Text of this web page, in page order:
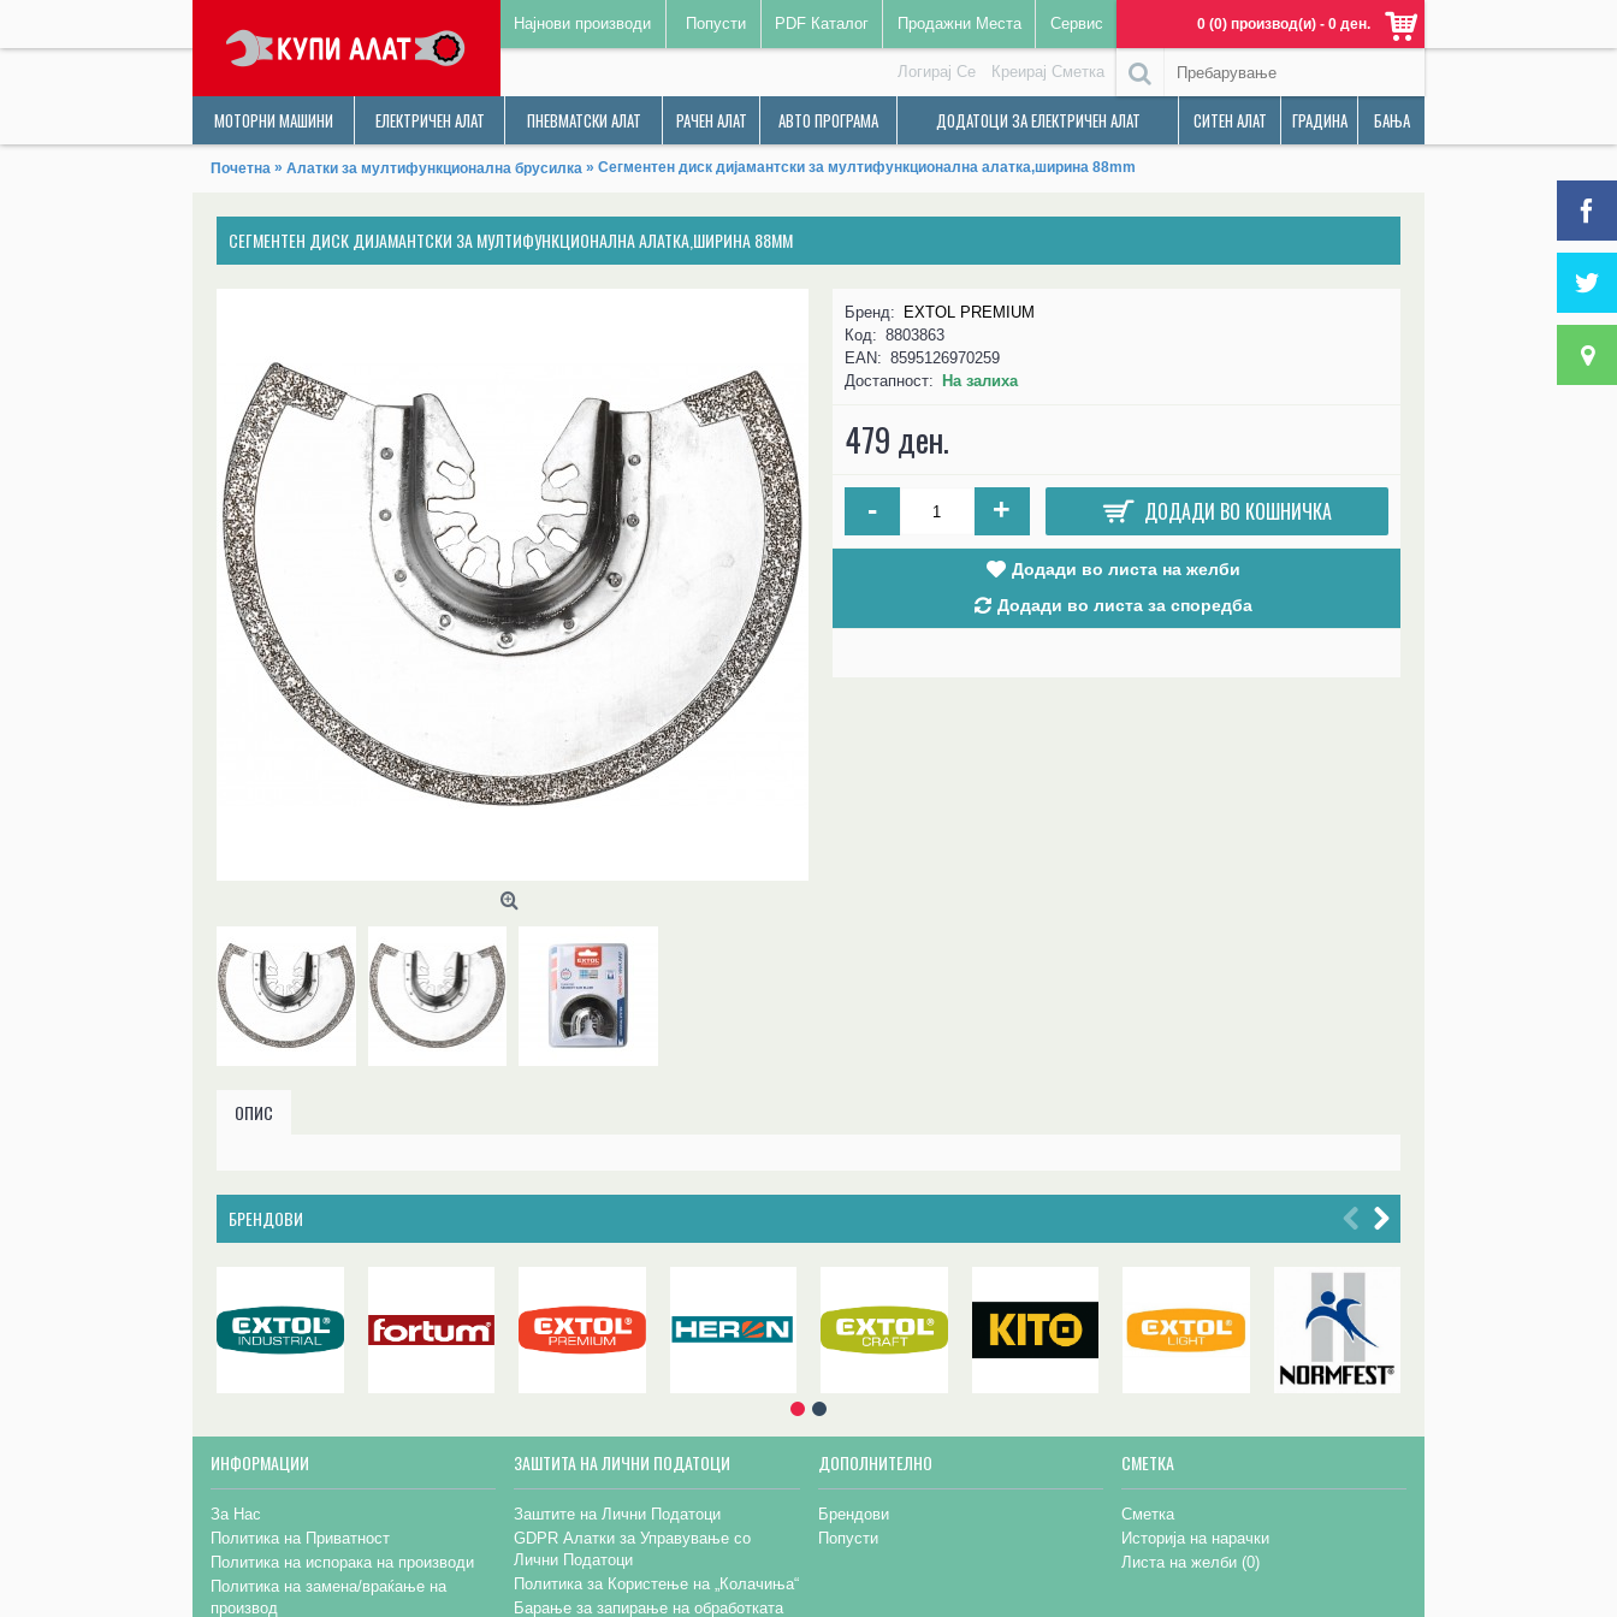
Најнови производи Попусти PDF Каталог Продажни Места Сервис 0 (0) производ(и) - 0 ден.
Логирај Се Креирај Сметка
МОТОРНИ МАШИНИ ЕЛЕКТРИЧЕН АЛАТ ПНЕВМАТСКИ АЛАТ РАЧЕН АЛАТ АВТО ПРОГРАМА ДОДАТОЦИ ЗА ЕЛЕКТРИЧЕН АЛАТ СИТЕН АЛАТ ГРАДИНА БАЊА
Почетна » Алатки за мултифункционална брусилка » Сегментен диск дијамантски за мултифункционална алатка,ширина 88mm
СЕГМЕНТЕН ДИСК ДИЈАМАНТСКИ ЗА МУЛТИФУНКЦИОНАЛНА АЛАТКА,ШИРИНА 88MM
Бренд:
EXTOL PREMIUM
Код: 8803863
EAN: 8595126970259
Достапност:
На залиха
479 ден.
- + ДОДАДИ ВО КОШНИЧКА
Додади во листа на желби
Додади во листа за споредба
ОПИС
БРЕНДОВИ
ИНФОРМАЦИИ
За Нас
Политика на Приватност
Политика на испорака на производи
Политика на замена/враќање на
производ
ЗАШТИТА НА ЛИЧНИ ПОДАТОЦИ
Заштите на Лични Податоци
GDPR Алатки за Управување со
Лични Податоци
Политика за Користење на „Колачиња“
Барање за запирање на обработката
ДОПОЛНИТЕЛНО
Брендови
Попусти
СМЕТКА
Сметка
Историја на нарачки
Листа на желби (0)